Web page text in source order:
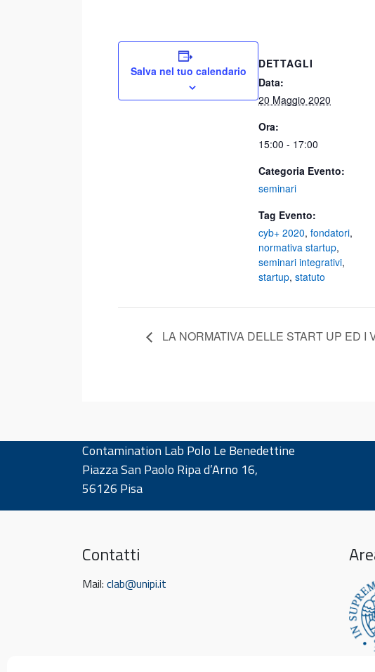
Salva nel tuo calendario
DETTAGLI
Data:
20 Maggio 2020
Ora:
15:00 - 17:00
Categoria Evento:
seminari
Tag Evento:
cyb+ 2020, fondatori,
normativa startup,
seminari integrativi,
startup, statuto
LA NORMATIVA DELLE START UP ED I
Contamination Lab Polo Le Benedettine
Piazza San Paolo Ripa d’Arno 16,
56126 Pisa
Contatti
Mail: clab@unipi.it